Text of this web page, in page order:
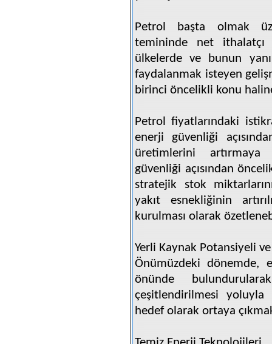
Petrol başta olmak
temininde net ithalatçı
ülkelerde ve bunun
faydalanmak isteyen
birinci öncelikli konu
Petrol fiyatlarındaki
enerji güvenliği
üretimlerini
güvenliği açısından
stratejik stok
yakıt esnekliğinin
kurulması olarak
Yerli Kaynak Potansiyeli
Önümüzdeki dönemde,
önünde
çeşitlendirilmesi yoluyla
hedef olarak ortaya